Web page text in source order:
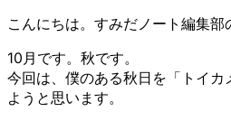
こんにちは。すみだノート編集部
10月です。秋です。
今回は、僕のある秋日を「トイカ
ようと思います。